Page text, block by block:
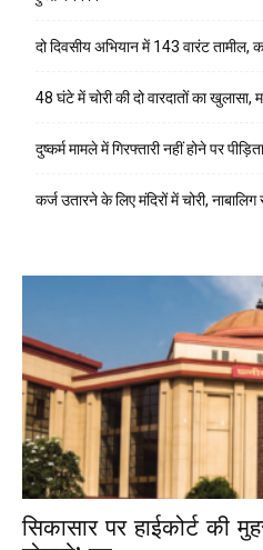
दो दिवसीय अभियान में 143 वारंट तामील,
48 घंटे में चोरी की दो वारदातों का खुलासा,
दुष्कर्म मामले में गिरफ्तारी नहीं होने पर
कर्ज उतारने के लिए मंदिरों में चोरी,
सिकासार पर हाईकोर्ट की